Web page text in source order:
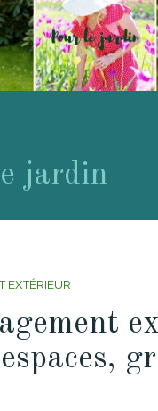
jardin
EXTÉRIEUR